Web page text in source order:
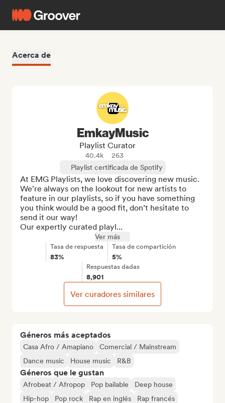
Acerca de
Géneros más aceptados
Casa Afro / Amapiano
Comercial / Mainstream
Dance music
House music R&B
Géneros que le gustan
Afrobeat / Afropop Pop bailable
Deep house
Hip-hop
Pop rock Rap en inglés Rap francés
EmkayMusic
Playlist Curator
40.4k
263
Playlist certificada de Spotify
At EMG Playlists, we love discovering new music.
We're always on the lookout for new artists to
feature in our playlists, so if you have something
you think would be a good fit, don’t hesitate to
send it our way!
Our expertly curated playl...
Ver más
Tasa de respuesta
83%
Tasa de compartición
5%
Respuestas dadas
8,901
Ver curadores similares